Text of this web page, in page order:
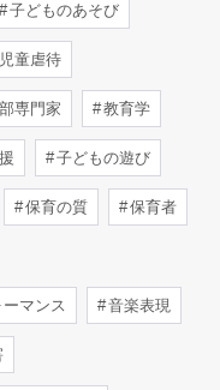
子どものあそび
童虐待
専門家 教育学
子どもの遊び
保育の質 保育者
マンス 音楽表現